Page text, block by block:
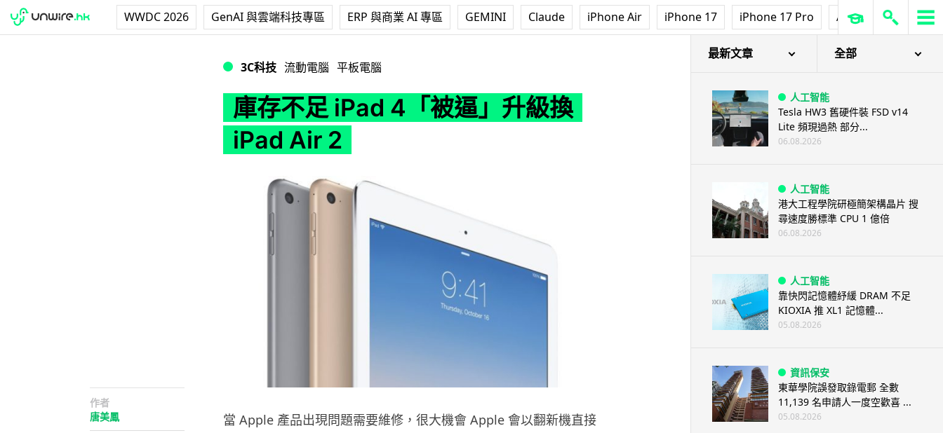
WWDC 2026 GenAI 與雲端科技專區 ERP 與商業 AI 專區 GEMINI Claude iPhone Air iPhone 17 iPhone 17 Pro AirPods Pro 3
3C科技 流動電腦 平板電腦
庫存不足 iPad 4「被逼」升級換
iPad Air 2
作者
唐美鳳
當 Apple 產品出現問題需要維修，很大機會 Apple 會以翻新機直接
最新文章 全部
人工智能
Tesla HW3 舊硬件裝 FSD v14
Lite 頻現過熱 部分...
06.08.2026
人工智能
港大工程學院研極簡架構晶片 搜
尋速度勝標準 CPU 1 億倍
06.08.2026
人工智能
靠快閃記憶體紓緩 DRAM 不足
KIOXIA 推 XL1 記憶體...
05.08.2026
資訊保安
東華學院誤發取錄電郵 全數
11,139 名申請人一度空歡喜 ...
05.08.2026